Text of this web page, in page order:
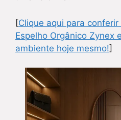
[Clique aqui para
Espelho Orgânico Zynex
ambiente hoje mesmo!]